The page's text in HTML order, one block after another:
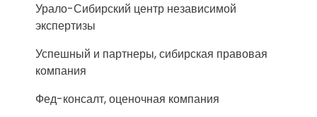
Урало-Сибирский центр независимой
экспертизы
Успешный и партнеры, сибирская правовая
компания
Фед-консалт, оценочная компания